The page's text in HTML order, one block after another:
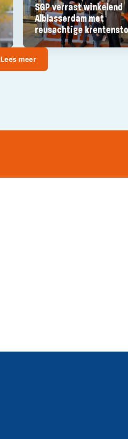
SGP verrast winkelend
Alblasserdam met
reusachtige
Lees meer